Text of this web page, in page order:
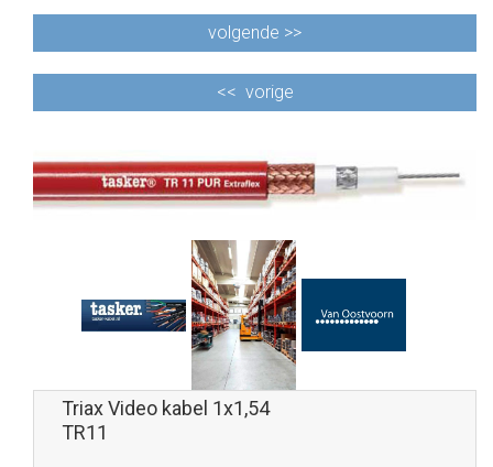
volgende >>
<< vorige
Triax Video kabel 1x1,54
TR11